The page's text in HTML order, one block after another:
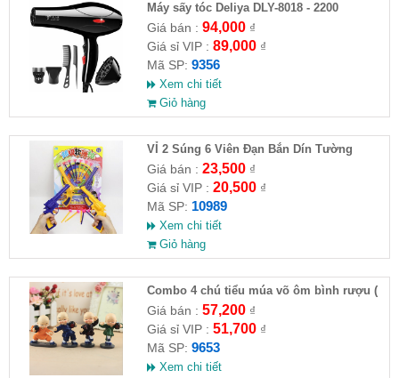
Máy sấy tóc Deliya DLY-8018 - 2200
Giá bán : 94,000₫
Giá sỉ VIP : 89,000₫
Mã SP: 9356
Xem chi tiết
Giỏ hàng
VỈ 2 Súng 6 Viên Đạn Bắn Dín Tường
Giá bán : 23,500₫
Giá sỉ VIP : 20,500₫
Mã SP: 10989
Xem chi tiết
Giỏ hàng
Combo 4 chú tiểu múa võ ôm bình rượu (
HĐ )
Giá bán : 57,200₫
Giá sỉ VIP : 51,700₫
Mã SP: 9653
Xem chi tiết